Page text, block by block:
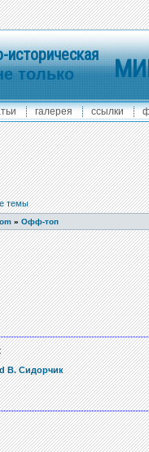
историческая
только
галерея ссылки
темы
» Офф-топ
В. Сидорчик